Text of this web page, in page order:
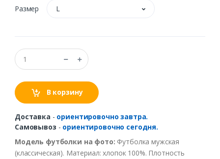
Размер L
В корзину
Доставка - ориентировочно завтра.
Самовывоз - ориентировочно сегодня.
Модель футболки на фото: Футболка мужская
(классическая). Материал: хлопок 100%. Плотность